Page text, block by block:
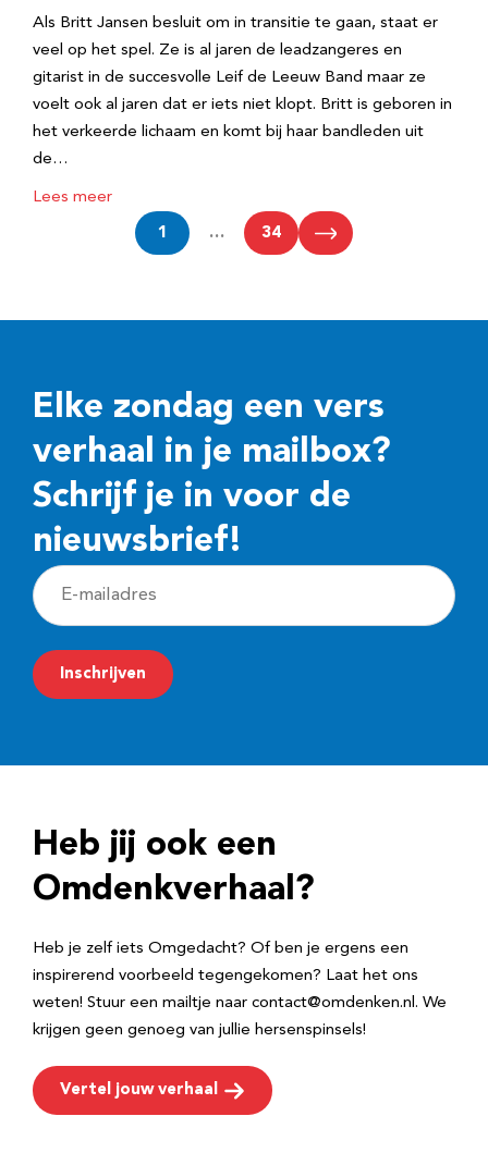
Als Britt Jansen besluit om in transitie te gaan, staat er
veel op het spel. Ze is al jaren de leadzangeres en
gitarist in de succesvolle Leif de Leeuw Band maar ze
voelt ook al jaren dat er iets niet klopt. Britt is geboren in
het verkeerde lichaam en komt bij haar bandleden uit
de…
Lees meer
1 … 34
Elke zondag een vers
verhaal in je mailbox?
Schrijf je in voor de
nieuwsbrief!
E
-
m
a
r
e
Inschrijven
Heb jij ook een
Omdenkverhaal?
Heb je zelf iets Omgedacht? Of ben je ergens een
inspirerend voorbeeld tegengekomen? Laat het ons
weten! Stuur een mailtje naar contact@omdenken.nl. We
krijgen geen genoeg van jullie hersenspinsels!
Vertel jouw verhaal